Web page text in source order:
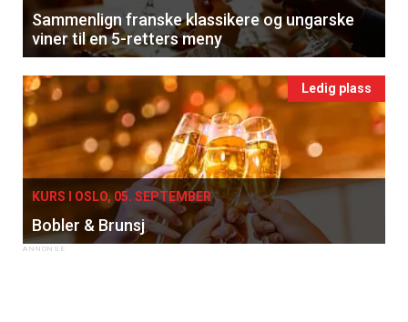
Sammenlign franske klassikere og ungarske
viner til en 5-retters meny
Ledig plass
KURS I OSLO, 05. SEPTEMBER
Bobler & Brunsj